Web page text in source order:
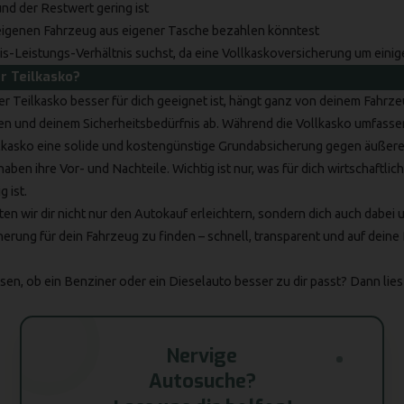
der Restwert gering ist
Fahrzeug aus eigener Tasche bezahlen könntest
Leistungs-Verhältnis suchst, da eine Vollkaskoversicherung um
Teilkasko?
Teilkasko besser für dich geeignet ist, hängt ganz von deinem
und deinem Sicherheitsbedürfnis ab. Während die Vollkasko
eine solide und kostengünstige Grundabsicherung gegen
ihre Vor- und Nachteile. Wichtig ist nur, was für dich
ist.
wir dir nicht nur den Autokauf erleichtern, sondern dich auch dabei
für dein Fahrzeug zu finden – schnell, transparent und auf
ob ein Benziner oder ein Dieselauto besser zu dir passt? Dann
Nervige
Autosuche?